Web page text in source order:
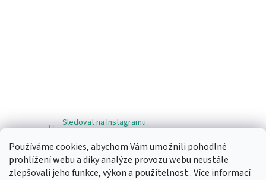
Používáme cookies, abychom Vám umožnili pohodlné
prohlížení webu a díky analýze provozu webu neustále
zlepšovali jeho funkce, výkon a použitelnost.. Více informací
Sledovat na Instagramu
Facebook